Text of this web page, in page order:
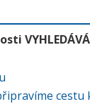
cestu